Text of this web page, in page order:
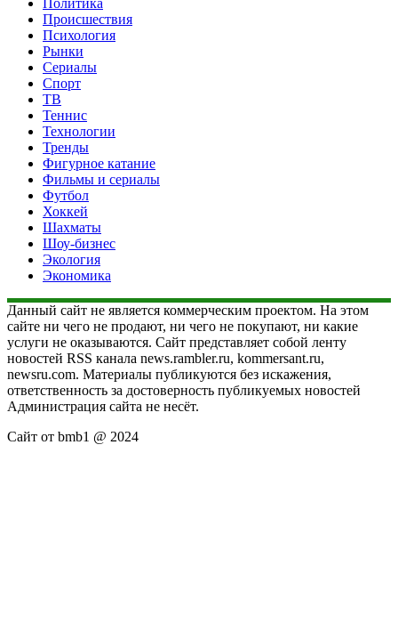
Происшествия
Психология
Рынки
Сериалы
Спорт
ТВ
Теннис
Технологии
Тренды
Фигурное катание
Фильмы и сериалы
Футбол
Хоккей
Шахматы
Шоу-бизнес
Экология
Экономика
Данный сайт не является коммерческим проектом. На этом
сайте ни чего не продают, ни чего не покупают, ни какие
услуги не оказываются. Сайт представляет собой ленту
новостей RSS канала news.rambler.ru, kommersant.ru,
newsru.com. Материалы публикуются без искажения,
ответственность за достоверность публикуемых новостей
Администрация сайта не несёт.
Сайт от bmb1 @ 2024